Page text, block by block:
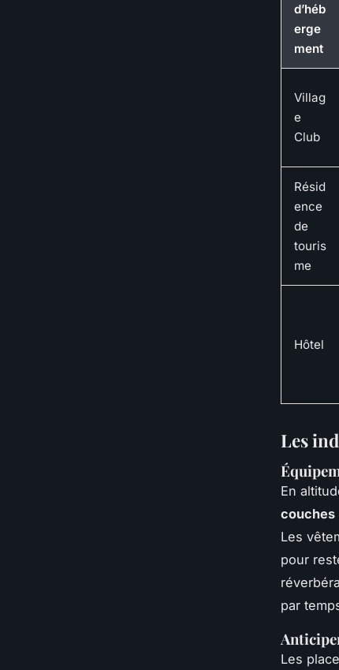
d’héb
erge
ment
Villag
e
Club
Résid
ence
de
touris
me
Hôtel
Les
En
couches
Les
pour
par
Les